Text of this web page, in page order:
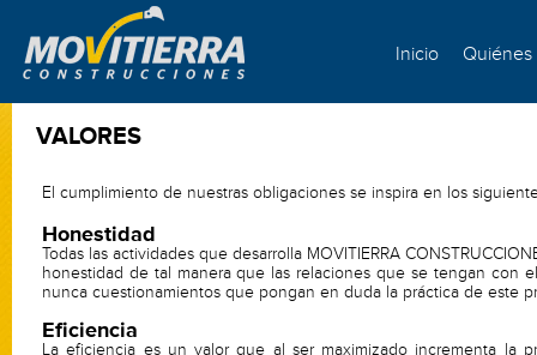
Inicio Quiénes
VALORES
El cumplimiento de nuestras obligaciones se inspira en los
Honestidad
Todas las actividades que desarrolla MOVITIERRA
honestidad de tal manera que las relaciones que se tengan con
nunca cuestionamientos que pongan en duda la práctica de este
Eficiencia
La eficiencia es un valor que al ser maximizado incrementa la